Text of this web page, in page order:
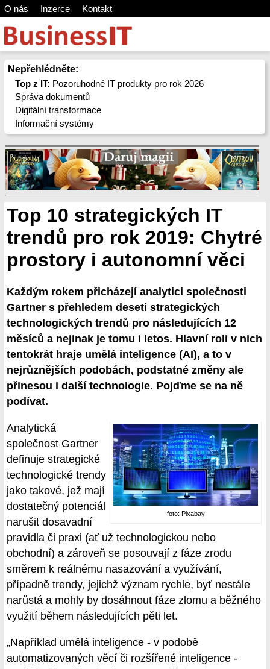
O nás Inzerce Kontakt
Nepřehlédněte:
Top z IT: Pozoruhodné IT produkty pro rok 2026
Správa dokumentů
Digitální transformace
Informační systémy
Top 10 strategických IT
trendů pro rok 2019: Chytré
prostory i autonomní věci
Každým rokem přicházejí analytici společnosti
Gartner s přehledem deseti strategických
technologických trendů pro následujících 12
měsíců a nejinak je tomu i letos. Hlavní roli v nich
tentokrát hraje umělá inteligence (AI), a to v
nejrůznějších podobách, podstatné změny ale
přinesou i další technologie. Pojďme se na ně
podívat.
foto: Pixabay
Analytická
společnost Gartner
definuje strategické
technologické trendy
jako takové, jež mají
dostatečný potenciál
narušit dosavadní
pravidla či praxi (ať už technologickou nebo
obchodní) a zároveň se posouvají z fáze zrodu
směrem k reálnému nasazování a využívání,
případně trendy, jejichž význam rychle, byť nestále
narůstá a mohly by dosáhnout fáze zlomu a běžného
využití během následujících pěti let.
„Například umělá inteligence - v podobě
automatizovaných věcí či rozšířené inteligence -